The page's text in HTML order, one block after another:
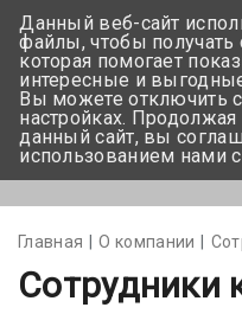
Главная О компании
Сотрудники
Данный веб-сайт
файлы, чтобы получать
которая помогает
интересные и
Вы можете отключить
настройках. Продолжая
данный сайт, вы
использованием нами